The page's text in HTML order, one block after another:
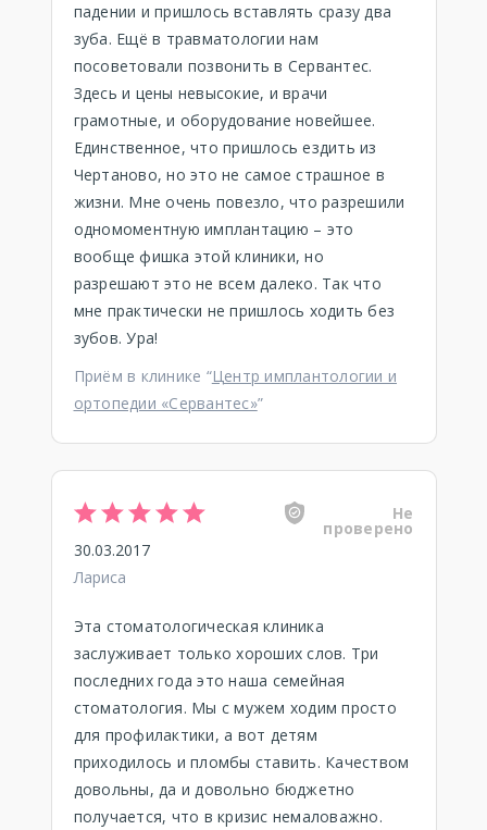
падении и пришлось вставлять сразу два
зуба. Ещё в травматологии нам
посоветовали позвонить в Сервантес.
Здесь и цены невысокие, и врачи
грамотные, и оборудование новейшее.
Единственное, что пришлось ездить из
Чертаново, но это не самое страшное в
жизни. Мне очень повезло, что разрешили
одномоментную имплантацию – это
вообще фишка этой клиники, но
разрешают это не всем далеко. Так что
мне практически не пришлось ходить без
зубов. Ура!
Приём в клинике “Центр имплантологии и
ортопедии «Сервантес»”
Не
проверено
30.03.2017
Лариса
Эта стоматологическая клиника
заслуживает только хороших слов. Три
последних года это наша семейная
стоматология. Мы с мужем ходим просто
для профилактики, а вот детям
приходилось и пломбы ставить. Качеством
довольны, да и довольно бюджетно
получается, что в кризис немаловажно.